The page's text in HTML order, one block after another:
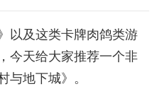
以及这类卡牌肉鸽类游
今天给大家推荐一个非
地下城》。